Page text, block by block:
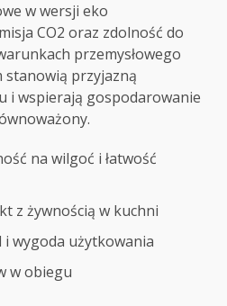
w wersji eko
CO2 oraz zdolność do
przemysłowego
stanowią przyjazną
i wspierają gospodarowanie
na wilgoć i łatwość
z żywnością w kuchni
i wygoda użytkowania
w obiegu